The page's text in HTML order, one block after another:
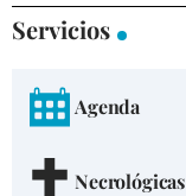
Servicios
Agenda
Necrológicas